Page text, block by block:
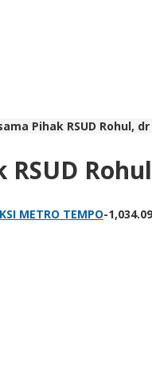
Pihak RSUD Rohul,
RSUD
METRO TEMPO-